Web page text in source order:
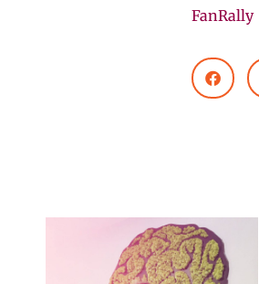
FanRally